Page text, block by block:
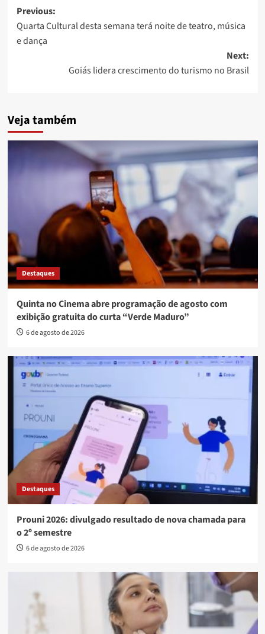
Post
navigation
Previous:
Quarta Cultural desta semana terá noite de teatro, música
e dança
Next:
Goiás lidera crescimento do turismo no Brasil
Veja também
Destaques
Quinta no Cinema abre programação de agosto com
exibição gratuita do curta “Verde Maduro”
6 de agosto de 2026
Destaques
Prouni 2026: divulgado resultado de nova chamada para
o 2º semestre
6 de agosto de 2026